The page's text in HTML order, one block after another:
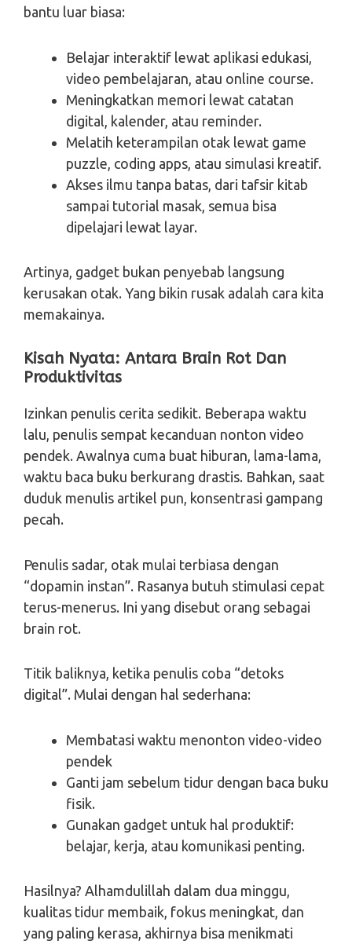
bantu luar biasa:
Belajar interaktif lewat aplikasi edukasi,
video pembelajaran, atau online course.
Meningkatkan memori lewat catatan
digital, kalender, atau reminder.
Melatih keterampilan otak lewat game
puzzle, coding apps, atau simulasi kreatif.
Akses ilmu tanpa batas, dari tafsir kitab
sampai tutorial masak, semua bisa
dipelajari lewat layar.
Artinya, gadget bukan penyebab langsung
kerusakan otak. Yang bikin rusak adalah cara kita
memakainya.
Kisah Nyata: Antara Brain Rot Dan
Produktivitas
Izinkan penulis cerita sedikit. Beberapa waktu
lalu, penulis sempat kecanduan nonton video
pendek. Awalnya cuma buat hiburan, lama-lama,
waktu baca buku berkurang drastis. Bahkan, saat
duduk menulis artikel pun, konsentrasi gampang
pecah.
Penulis sadar, otak mulai terbiasa dengan
“dopamin instan”. Rasanya butuh stimulasi cepat
terus-menerus. Ini yang disebut orang sebagai
brain rot.
Titik baliknya, ketika penulis coba “detoks
digital”. Mulai dengan hal sederhana:
Membatasi waktu menonton video-video
pendek
Ganti jam sebelum tidur dengan baca buku
fisik.
Gunakan gadget untuk hal produktif:
belajar, kerja, atau komunikasi penting.
Hasilnya? Alhamdulillah dalam dua minggu,
kualitas tidur membaik, fokus meningkat, dan
yang paling kerasa, akhirnya bisa menikmati